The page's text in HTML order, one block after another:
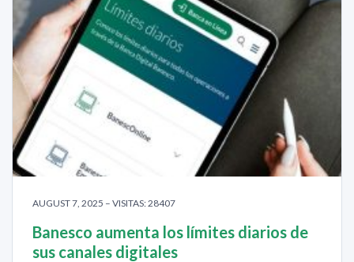
AUGUST 7, 2025 – VISITAS: 28407
Banesco aumenta los límites diarios de
sus canales digitales